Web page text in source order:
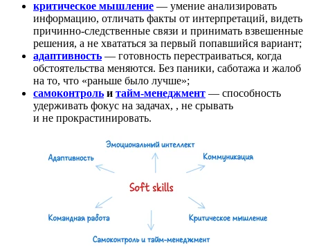
критическое мышление — умение анализировать
информацию, отличать факты от интерпретаций, видеть
причинно-следственные связи и принимать взвешенные
решения, а не хвататься за первый попавшийся вариант;
адаптивность — готовность перестраиваться, когда
обстоятельства меняются. Без паники, саботажа и жалоб
на то, что «раньше было лучше»;
самоконтроль и тайм-менеджмент — способность
удерживать фокус на задачах, , не срывать
и не прокрастинировать.